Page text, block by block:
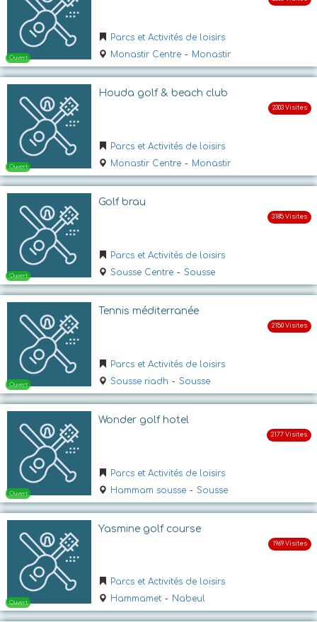
Ouvert
Ouvert
Ouvert
Ouvert
Parcs et Activités de loisirs
Monastir Centre - Monastir
Houda golf & beach club
Parcs et Activités de loisirs
Monastir Centre - Monastir
Golf brau
Parcs et Activités de loisirs
Sousse Centre - Sousse
Tennis méditerranée
Parcs et Activités de loisirs
Sousse riadh - Sousse
Wonder golf hotel
Parcs et Activités de loisirs
Hammam sousse - Sousse
Yasmine golf course
Parcs et Activités de loisirs
Hammamet - Nabeul